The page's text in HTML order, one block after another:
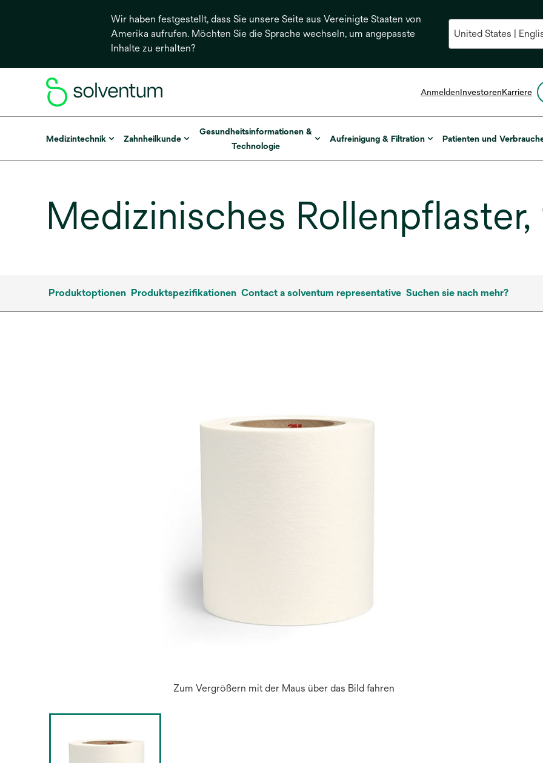
Wir haben festgestellt, dass Sie unsere Seite aus Vereinigte Staaten von
Amerika aufrufen. Möchten Sie die Sprache wechseln, um angepasste
Inhalte zu erhalten?
AnmeldenInvestorenKarriere
Medizintechnik Zahnheilkunde
Gesundheitsinformationen &
Technologie
Aufreinigung & Filtration Patienten und
Medizinisches
Produktoptionen Produktspezifikationen Contact a solventum representative Suchen sie nach mehr?
Zum Vergrößern mit der Maus über das Bild fahren